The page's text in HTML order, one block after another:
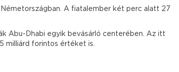
A fiatalember két perc alatt 27
Abu-Dhabi egyik bevásárló centerében. Az itt
milliárd forintos értéket is.